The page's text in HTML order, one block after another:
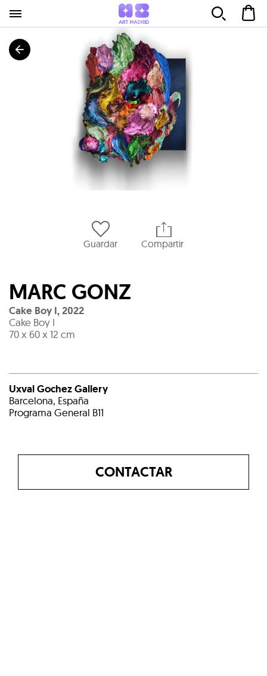
Guardar Compartir
MARC GONZ
Cake Boy I,2022
Cake Boy I
70 x 60 x 12 cm
Uxval Gochez Gallery
Barcelona, España
Programa General B11
CONTACTAR